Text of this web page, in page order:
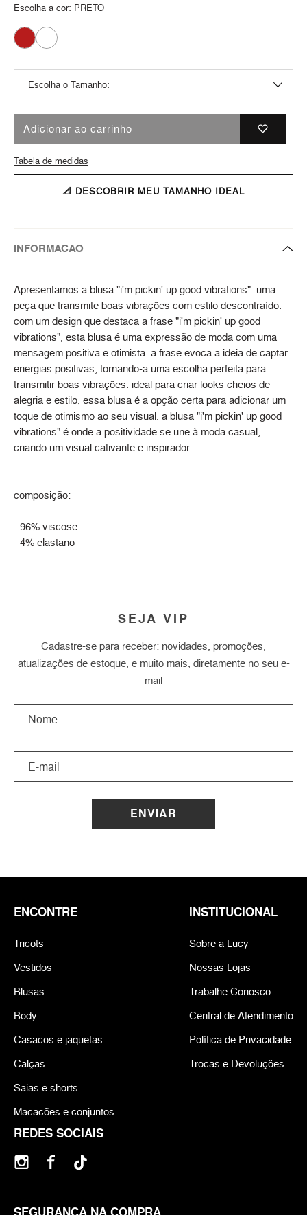
Escolha a cor: PRETO
Adicionar ao carrinho
Tabela de medidas
📐 DESCOBRIR MEU TAMANHO IDEAL
INFORMACAO
Apresentamos a blusa "i'm pickin' up good vibrations": uma
peça que transmite boas vibrações com estilo descontraído.
com um design que destaca a frase "i'm pickin' up good
vibrations", esta blusa é uma expressão de moda com uma
mensagem positiva e otimista. a frase evoca a ideia de captar
energias positivas, tornando-a uma escolha perfeita para
transmitir boas vibrações. ideal para criar looks cheios de
alegria e estilo, essa blusa é a opção certa para adicionar um
toque de otimismo ao seu visual. a blusa "i'm pickin' up good
vibrations" é onde a positividade se une à moda casual,
criando um visual cativante e inspirador.
composição:
- 96% viscose
- 4% elastano
SEJA VIP
Cadastre-se para receber: novidades, promoções,
atualizações de estoque, e muito mais, diretamente no seu e-
mail
ENVIAR
REDES SOCIAIS
ENCONTRE
Tricots
Vestidos
Blusas
Body
Casacos e jaquetas
Calças
Saias e shorts
Macacões e conjuntos
INSTITUCIONAL
Sobre a Lucy
Nossas Lojas
Trabalhe Conosco
Central de Atendimento
Política de Privacidade
Trocas e Devoluções